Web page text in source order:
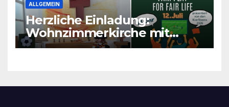
ALLGEMEIN
Herzliche Einladung:
Wohnzimmerkirche mit
unseren Konfis